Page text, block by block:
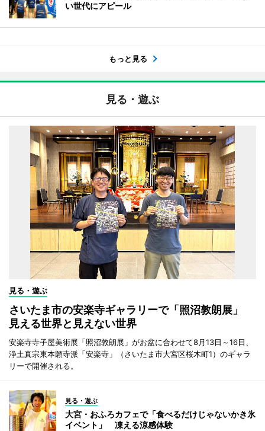
い世代にアピール
もっと見る
見る・遊ぶ
見る・遊ぶ
さいたま市の安楽寺ギャラリーで「照沼敦朗展」
見える世界と見えない世界
安楽寺寺子屋美術展「照沼敦朗展」がお盆に合わせて8月13日～16日、
浄土真宗東本願寺派「安楽寺」（さいたま市大宮区桜木町1）のギャラ
リーで開催される。
見る・遊ぶ
大宮・おふろカフェで「食べるだけじゃないかき氷
イベント」 凍える涼感体験